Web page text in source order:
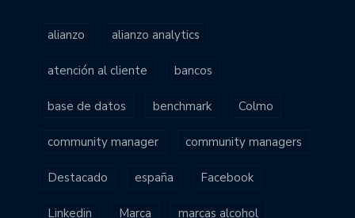
alianzo alianzo analytics
atención al cliente bancos
base de datos benchmark Colmo
community manager community managers
Destacado españa Facebook
Linkedin Marca marcas alcohol